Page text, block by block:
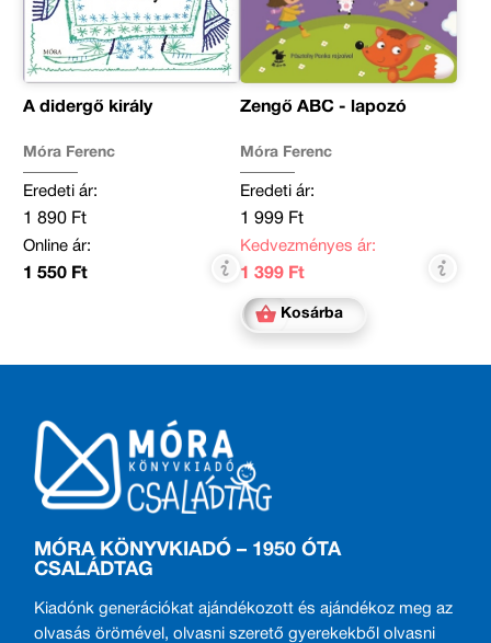
A didergő király
Móra Ferenc
Eredeti ár:
1 890 Ft
Online ár:
1 550 Ft
Zengő ABC - lapozó
Móra Ferenc
Eredeti ár:
1 999 Ft
Kedvezményes ár:
1 399 Ft
Kosárba
MÓRA KÖNYVKIADÓ – 1950 ÓTA
CSALÁDTAG
Kiadónk generációkat ajándékozott és ajándékoz meg az
olvasás örömével, olvasni szerető gyerekekből olvasni